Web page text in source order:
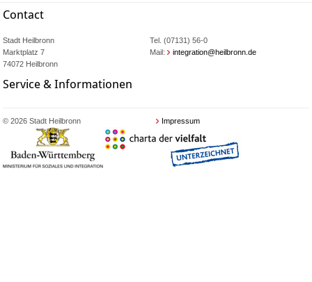
Contact
Stadt Heilbronn
Marktplatz 7
74072 Heilbronn
Tel. (07131) 56-0
Mail:
integration@heilbronn.de
Service & Informationen
© 2026 Stadt Heilbronn Impressum